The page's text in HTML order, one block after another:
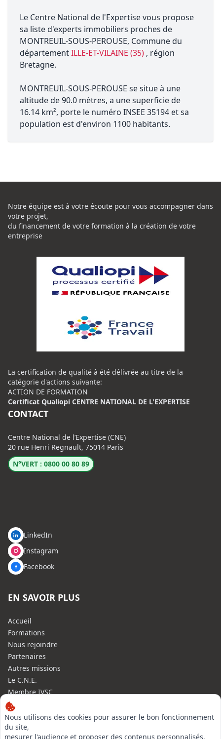
Le Centre National de l'Expertise vous propose
sa liste d'experts immobiliers proches de
MONTREUIL-SOUS-PEROUSE, Commune du
départementILLE-ET-VILAINE (35) , région
Bretagne.
MONTREUIL-SOUS-PEROUSE se situe à une
altitude de 90.0 mètres, a une superficie de
16.14 km², porte le numéro INSEE 35194 et sa
population est d'environ 1100 habitants.
Nous utilisons des cookies pour assurer le bon fonctionnement
du site,
mesurer l'audience et proposer des contenus personnalisés.
Notre équipe est à votre écoute pour vous accompagner dans
votre projet,
du financement de votre formation à la création de votre
entreprise
La certification de qualité à été délivrée au titre de la
catégorie d'actions suivante:
ACTION DE FORMATION
Certificat Qualiopi CENTRE NATIONAL DE L'EXPERTISE
CONTACT
Centre National de l’Expertise (CNE)
20 rue Henri Regnault, 75014 Paris
N°VERT : 0800 00 80 89
LinkedIn
Instagram
Facebook
EN SAVOIR PLUS
Accueil
Formations
Nous rejoindre
Partenaires
Autres missions
Le C.N.E.
Membre IVSC
Logiciel
L’Expert
Tarifs